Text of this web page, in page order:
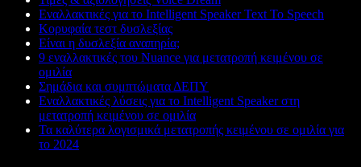
Εναλλακτικές για το Intelligent Speaker Text To Speech
Κορυφαία τεστ δυσλεξίας
Είναι η δυσλεξία αναπηρία;
9 εναλλακτικές του Nuance για μετατροπή κειμένου σε
ομιλία
Σημάδια και συμπτώματα ΔΕΠΥ
Εναλλακτικές λύσεις για το Intelligent Speaker στη
μετατροπή κειμένου σε ομιλία
Τα καλύτερα λογισμικά μετατροπής κειμένου σε ομιλία για
το 2024